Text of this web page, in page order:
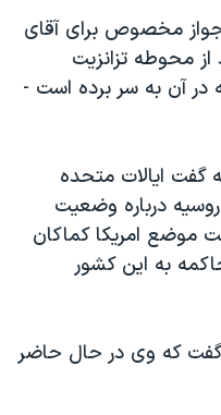
مخصوص برای آقای
محوطه تزانزیت
در آن به سر برده است -
گفت ایالات متحده
درباره وضعیت
موضع امریکا کماکان
به این کشور
گفت که وی در حال حاضر